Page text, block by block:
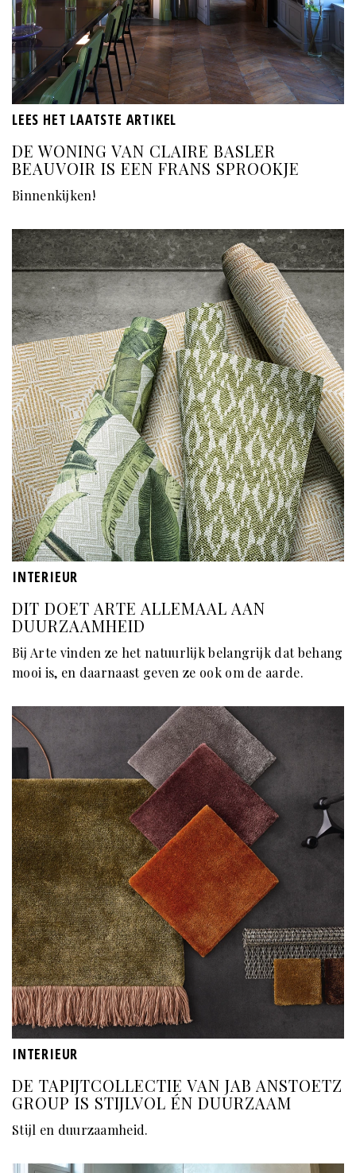
LEES HET LAATSTE ARTIKEL
DE WONING VAN CLAIRE BASLER
BEAUVOIR IS EEN FRANS SPROOKJE
Binnenkijken!
INTERIEUR
DIT DOET ARTE ALLEMAAL AAN
DUURZAAMHEID
Bij Arte vinden ze het natuurlijk belangrijk dat behang
mooi is, en daarnaast geven ze ook om de aarde.
INTERIEUR
DE TAPIJTCOLLECTIE VAN JAB ANSTOETZ
GROUP IS STIJLVOL ÉN DUURZAAM
Stijl en duurzaamheid.